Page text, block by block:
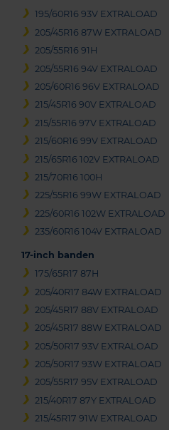
195/60R16 93V EXTRALOAD
205/45R16 87W EXTRALOAD
205/55R16 91H
205/55R16 94V EXTRALOAD
205/60R16 96V EXTRALOAD
215/45R16 90V EXTRALOAD
215/55R16 97V EXTRALOAD
215/60R16 99V EXTRALOAD
215/65R16 102V EXTRALOAD
215/70R16 100H
225/55R16 99W EXTRALOAD
225/60R16 102W EXTRALOAD
235/60R16 104V EXTRALOAD
17-inch banden
175/65R17 87H
205/40R17 84W EXTRALOAD
205/45R17 88V EXTRALOAD
205/45R17 88W EXTRALOAD
205/50R17 93V EXTRALOAD
205/50R17 93W EXTRALOAD
205/55R17 95V EXTRALOAD
215/40R17 87Y EXTRALOAD
215/45R17 91W EXTRALOAD